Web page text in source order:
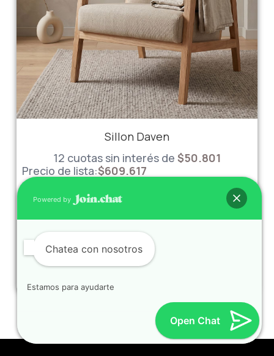
Sillon Daven
12 cuotas sin interés de $50.801
Precio de lista:$609.617
20% descuento
$487.694
(Efectivo o Transferencia)
5
Powered by
Chatea con nosotros
Estamos para ayudarte
Open Chat